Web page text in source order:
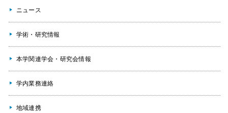
ニュース
学術・研究情報
本学関連学会・研究会情報
学内業務連絡
地域連携